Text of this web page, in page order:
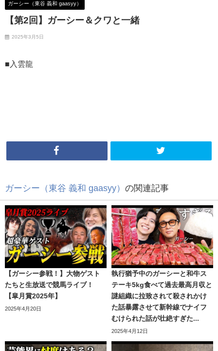
ガーシー（東谷 義和 gaasyy）
【第2回】ガーシー＆クワと一緒
2025年3月5日
■入雲龍
ガーシー（東谷 義和 gaasyy） の関連記事
【ガーシー参戦！】大物ゲスト
たちと生放送で競馬ライブ！
【皐月賞2025年】
2025年4月20日
執行猶予中のガーシーと和牛ス
テーキ5kg食べて過去最高月収と
謎組織に拉致されて殺されかけ
た話暴露させて新幹線でナイフ
むけられた話が壮絶すぎた...
2025年4月12日